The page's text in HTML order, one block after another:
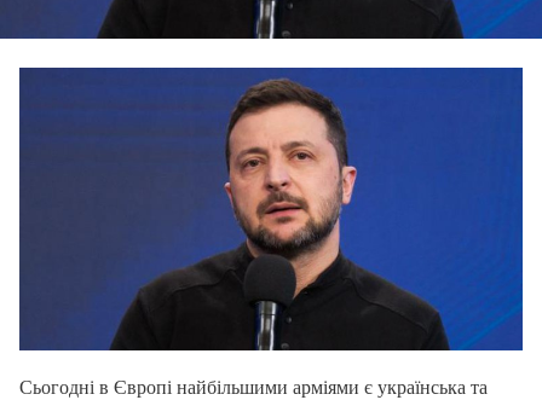
Сьогодні в Європі найбільшими арміями є українська та